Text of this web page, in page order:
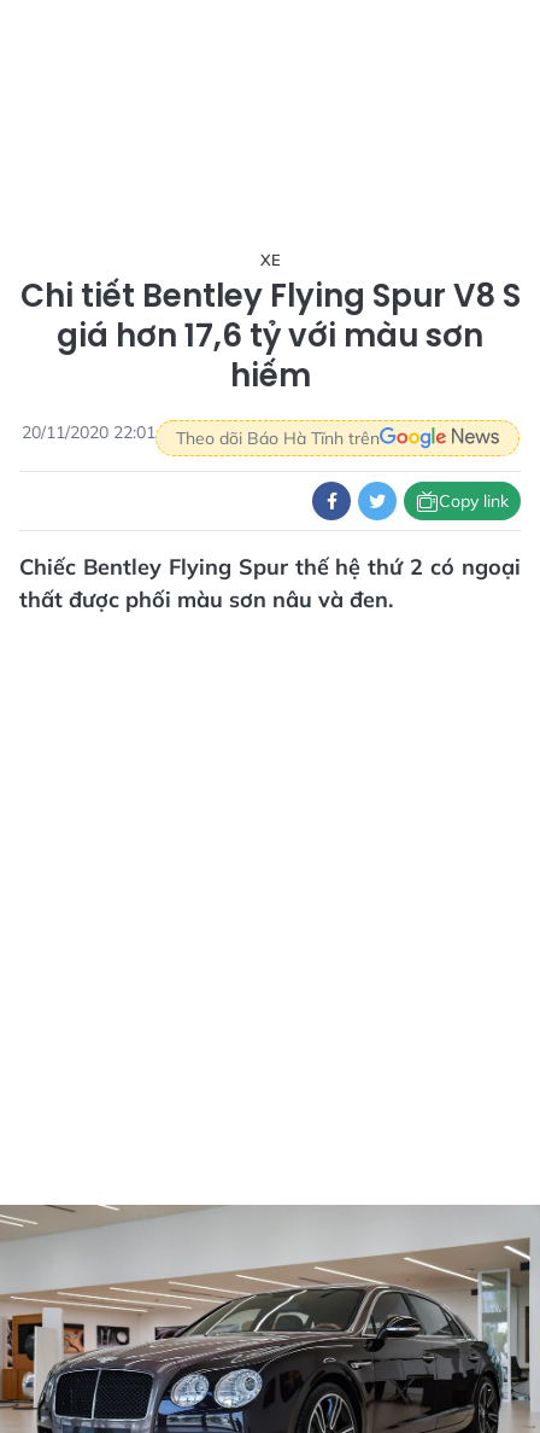
XE
Chi tiết Bentley Flying Spur V8 S
giá hơn 17,6 tỷ với màu sơn
hiếm
20/11/2020 22:01 Theo dõi Báo Hà Tĩnh trên
Copy link
Chiếc Bentley Flying Spur thế hệ thứ 2 có ngoại
thất được phối màu sơn nâu và đen.